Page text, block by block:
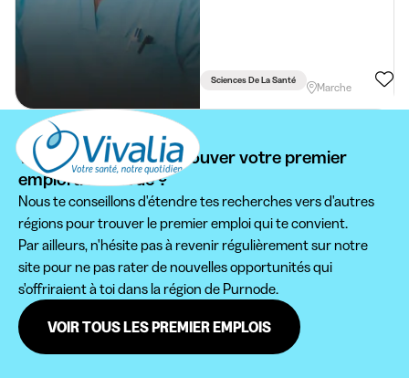
Sciences De La Santé
Marche
Vous ne pouvez pas trouver votre premier
emploi à Purnode ?
Nous te conseillons d'étendre tes recherches vers d'autres
régions pour trouver le premier emploi qui te convient.
Par ailleurs, n'hésite pas à revenir régulièrement sur notre
site pour ne pas rater de nouvelles opportunités qui
s'offriraient à toi dans la région de Purnode.
VOIR TOUS LES PREMIER EMPLOIS